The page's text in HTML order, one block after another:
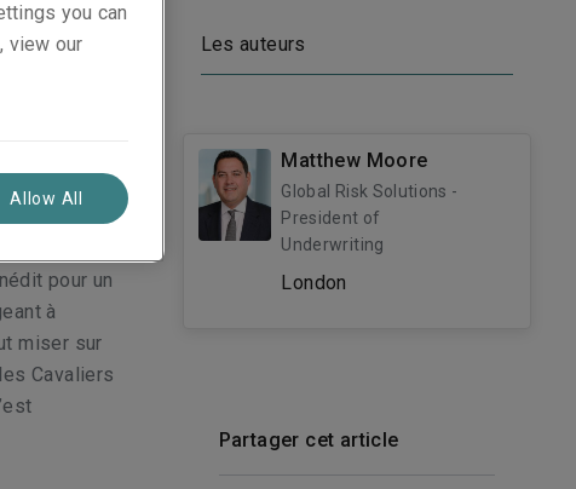
le monde
poignée de
autres ?
basket
la nature
pour le
pour un
à
miser sur
Cavaliers
Les auteurs
Matthew Moore
Global Risk Solutions -
President of
Underwriting
London
Partager cet article
you can
view our
Allow All